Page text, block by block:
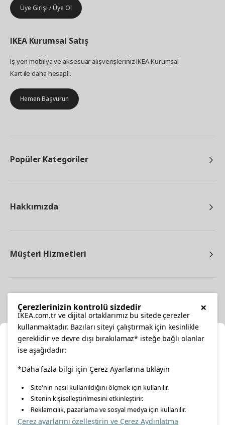
Üye Girişi / Üye Ol
IKEA Kurumsal Satış
İş yeri mobilya ve aksesuar alışverişleriniz IKEA Kurumsal
Kart ile daha hesaplı.
Hemen Başvurun
Popüler Kategoriler
Hakkımızda
Müşteri Hizmetleri
facebooktwitterinstagrampinterestyoutube
linkedin
Konumunuzu Seçin
İnternetten vereceğiniz siparişlerinizde size özel hizmet ve
içerikleri görebilmek için lütfen konumuzu seçin.
×
Çerezlerinizin kontrolü sizdedir
IKEA.com.tr ve dijital ortaklarımız bu sitede çerezler
kullanmaktadır. Bazıları siteyi çalıştırmak için kesinlikle
gereklidir ve devre dışı bırakılamaz* isteğe bağlı olanlar
ise aşağıdadır:
*Daha fazla bilgi için Çerez Ayarlarına tıklayın
Site'nin nasıl kullanıldığını ölçmek için kullanılır.
Sitenin kişiselleştirilmesini etkinleştirir.
Reklamcılık, pazarlama ve sosyal medya için kullanılır.
Çerez ayarlarını özelleştirin ve Çerez Aydınlatma